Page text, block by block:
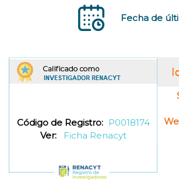
Fecha de
Código de Registro: P0018174
Ver:
Ficha Renacyt